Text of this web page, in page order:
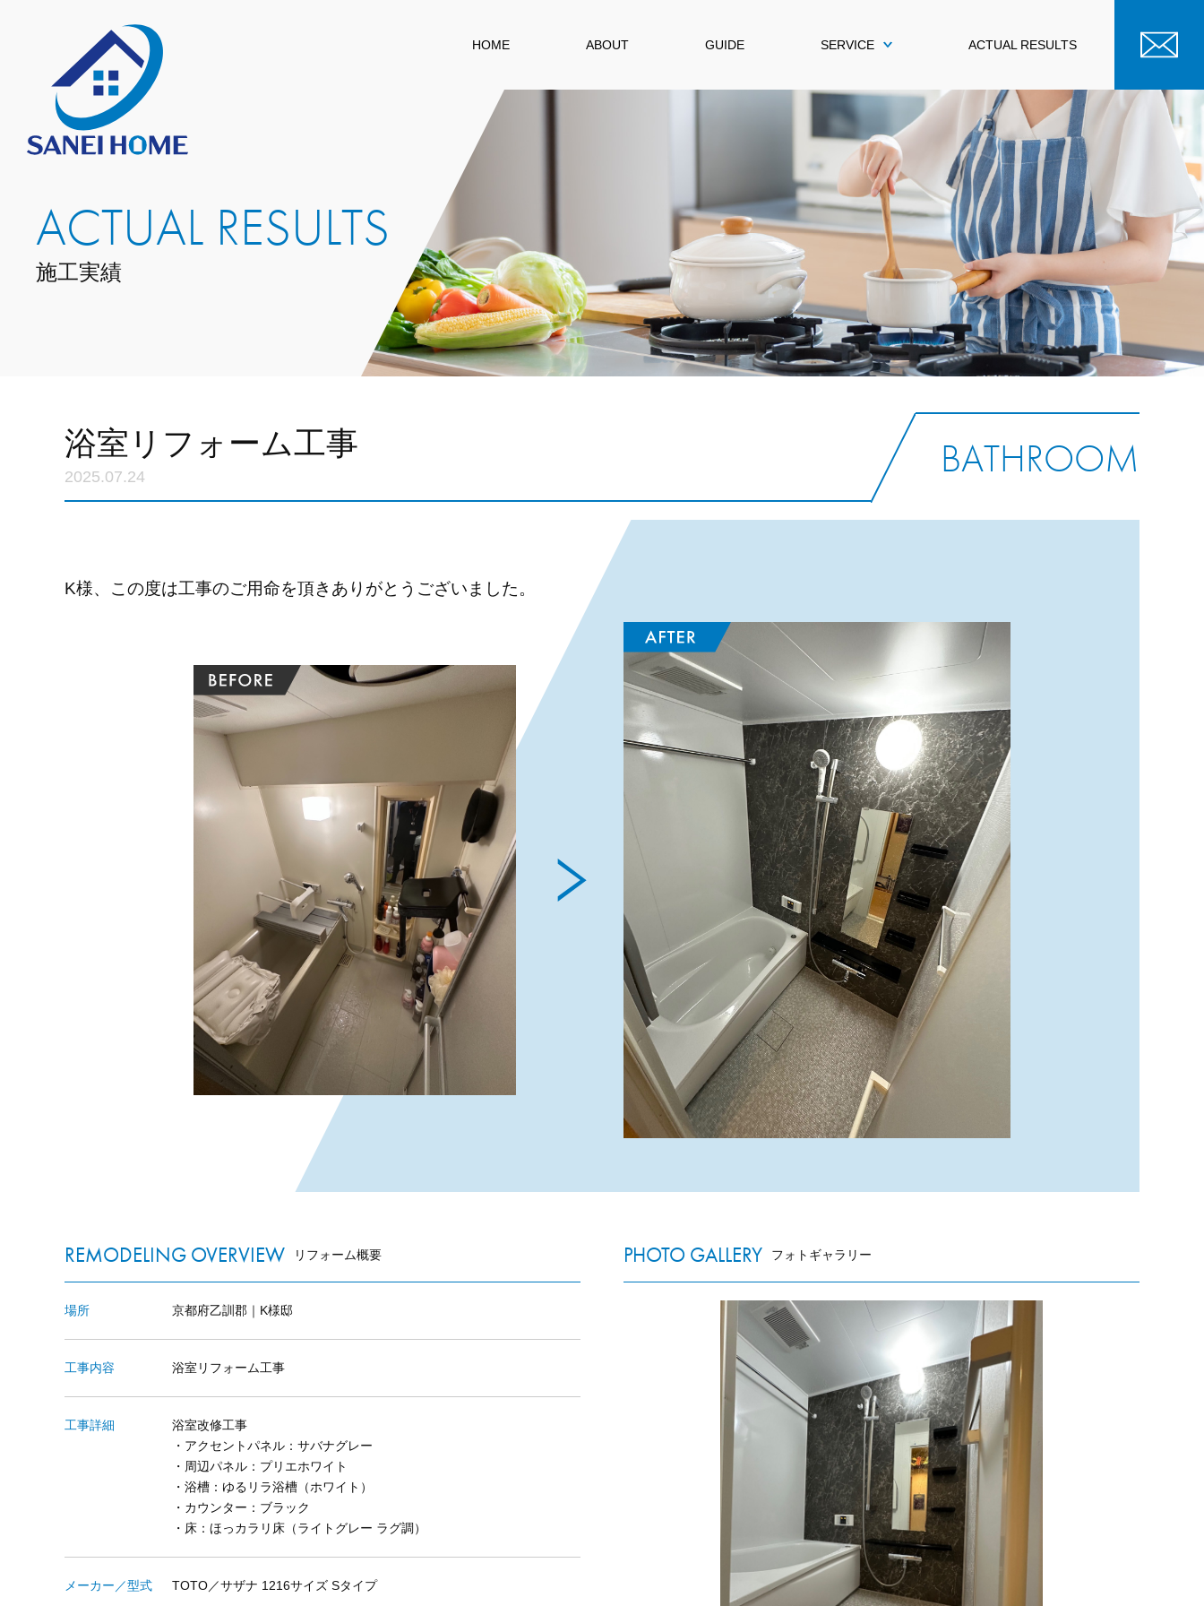
HOME ABOUT GUIDE SERVICE ACTUAL RESULTS
ACTUAL RESULTS
施工実績
BATHROOM
浴室リフォーム工事
2025.07.24
K様、この度は工事のご用命を頂きありがとうございました。
REMODELING OVERVIEW リフォーム概要
場所 京都府乙訓郡｜K様邸
工事内容 浴室リフォーム工事
工事詳細
浴室改修工事
・アクセントパネル：サバナグレー
・周辺パネル：プリエホワイト
・浴槽：ゆるリラ浴槽（ホワイト）
・カウンター：ブラック
・床：ほっカラリ床（ライトグレー ラグ調）
メーカー／型式 TOTO／サザナ 1216サイズ Sタイプ
PHOTO GALLERY フォトギャラリー